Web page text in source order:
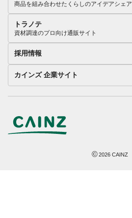
商品を組み合わせたくらしのアイデアシェア
トラノテ
資材調達のプロ向け通販サイト
採用情報
カインズ 企業サイト
©2026 CAINZ